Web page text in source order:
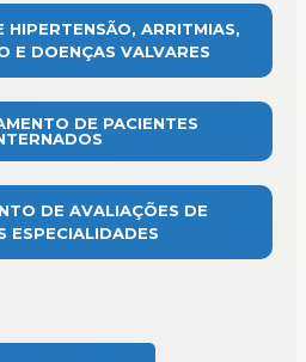
HIPERTENSÃO, ARRITMIAS,
E DOENÇAS VALVARES
DE PACIENTES
DE AVALIAÇÕES DE
ESPECIALIDADES